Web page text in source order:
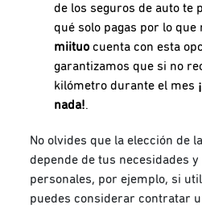
de los seguros de auto te
qué solo pagas por lo que
miituocuenta con esta
garantizamos que si no
kilómetro durante el mes
nada!.
No olvides que la elección de
depende de tus necesidades
personales, por ejemplo, si
puedes considerar contratar